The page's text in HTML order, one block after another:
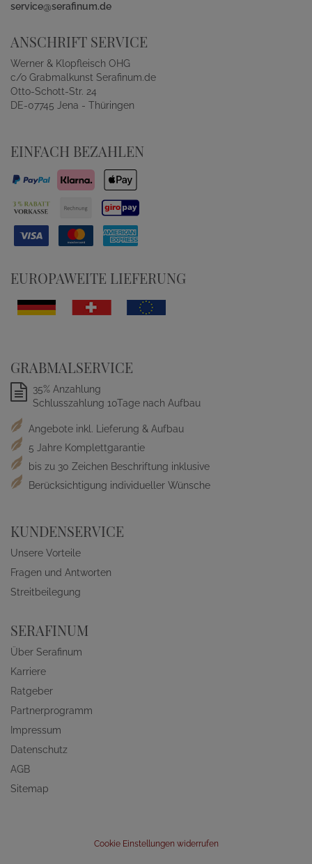
service@serafinum.de
ANSCHRIFT SERVICE
Werner & Klopfleisch OHG
c/o Grabmalkunst Serafinum.de
Otto-Schott-Str. 24
DE-07745 Jena - Thüringen
EINFACH BEZAHLEN
EUROPAWEITE LIEFERUNG
GRABMALSERVICE
35% Anzahlung
Schlusszahlung 10Tage nach Aufbau
Angebote inkl. Lieferung & Aufbau
5 Jahre Komplettgarantie
bis zu 30 Zeichen Beschriftung inklusive
Berücksichtigung individueller Wünsche
KUNDENSERVICE
Unsere Vorteile
Fragen und Antworten
Streitbeilegung
SERAFINUM
Über Serafinum
Karriere
Ratgeber
Partnerprogramm
Impressum
Datenschutz
AGB
Sitemap
Cookie Einstellungen widerrufen